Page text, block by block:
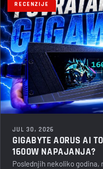
RECENZIJE
JUL 30, 2026
GIGABYTE AORUS AI
1600W NAPAJANJA?
Poslednjih nekoliko godina,